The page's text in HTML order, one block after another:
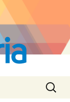
Buscar: